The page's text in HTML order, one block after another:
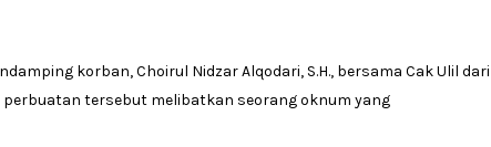
korban, Choirul Nidzar Alqodari, S.H., bersama Cak Ulil dari
perbuatan tersebut melibatkan seorang oknum yang